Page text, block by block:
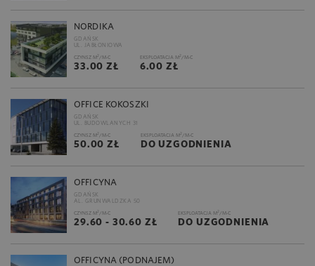
NORDIKA
GDAŃSK
UL. JABŁONIOWA
CZYNSZ M2 /M-C
33.00 ZŁ
EKSPLOATACJA M2 /M-C
6.00 ZŁ
OFFICE KOKOSZKI
GDAŃSK
UL. BUDOWLANYCH 31
CZYNSZ M2 /M-C
50.00 ZŁ
EKSPLOATACJA M2 /M-C
DO UZGODNIENIA
OFFICYNA
GDAŃSK
AL. GRUNWALDZKA 50
CZYNSZ M2 /M-C
29.60 - 30.60 ZŁ
EKSPLOATACJA M2 /M-C
DO UZGODNIENIA
OFFICYNA (PODNAJEM)